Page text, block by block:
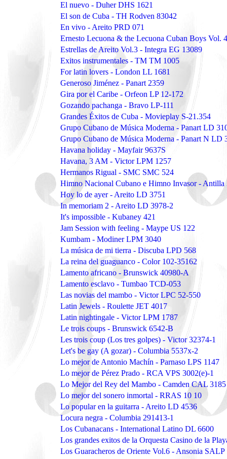
El nuevo - Duher DHS 1621
El son de Cuba - TH Rodven 83042
En vivo - Areito PRD 071
Ernesto Lecuona & the Lecuona Cuban Boys Vol.
Estrellas de Areito Vol.3 - Integra EG 13089
Exitos instrumentales - TM TM 1005
For latin lovers - London LL 1681
Generoso Jiménez - Panart 2359
Gira por el Caribe - Orfeon LP 12-172
Gozando pachanga - Bravo LP-111
Grandes Éxitos de Cuba - Movieplay S-21.354
Grupo Cubano de Música Moderna - Panart LD
Grupo Cubano de Música Moderna - Panart N LD
Havana holiday - Mayfair 9637S
Havana, 3 AM - Victor LPM 1257
Hermanos Rigual - SMC SMC 524
Himno Nacional Cubano e Himno Invasor - Antilla
Hoy lo de ayer - Areito LD 3751
In memoriam 2 - Areito LD 3978-2
It's impossible - Kubaney 421
Jam Session with feeling - Maype US 122
Kumbam - Modiner LPM 3040
La música de mi tierra - Discuba LPD 568
La reina del guaguanco - Color 102-35162
Lamento africano - Brunswick 40980-A
Lamento esclavo - Tumbao TCD-053
Las novias del mambo - Victor LPC 52-550
Latin Jewels - Roulette JET 4017
Latin nightingale - Victor LPM 1787
Le trois coups - Brunswick 6542-B
Les trois coup (Los tres golpes) - Victor 32374-1
Let's be gay (A gozar) - Columbia 5537x-2
Lo mejor de Antonio Machín - Parnaso LPS 1147
Lo mejor de Pérez Prado - RCA VPS 3002(e)-1
Lo Mejor del Rey del Mambo - Camden CAL 3185
Lo mejor del sonero inmortal - RRAS 10 10
Lo popular en la guitarra - Areito LD 4536
Locura negra - Columbia 291413-1
Los Cubanacans - International Latino DL 6600
Los grandes exitos de la Orquesta Casino de la
Los Guaracheros de Oriente Vol.6 - Ansonia SALP